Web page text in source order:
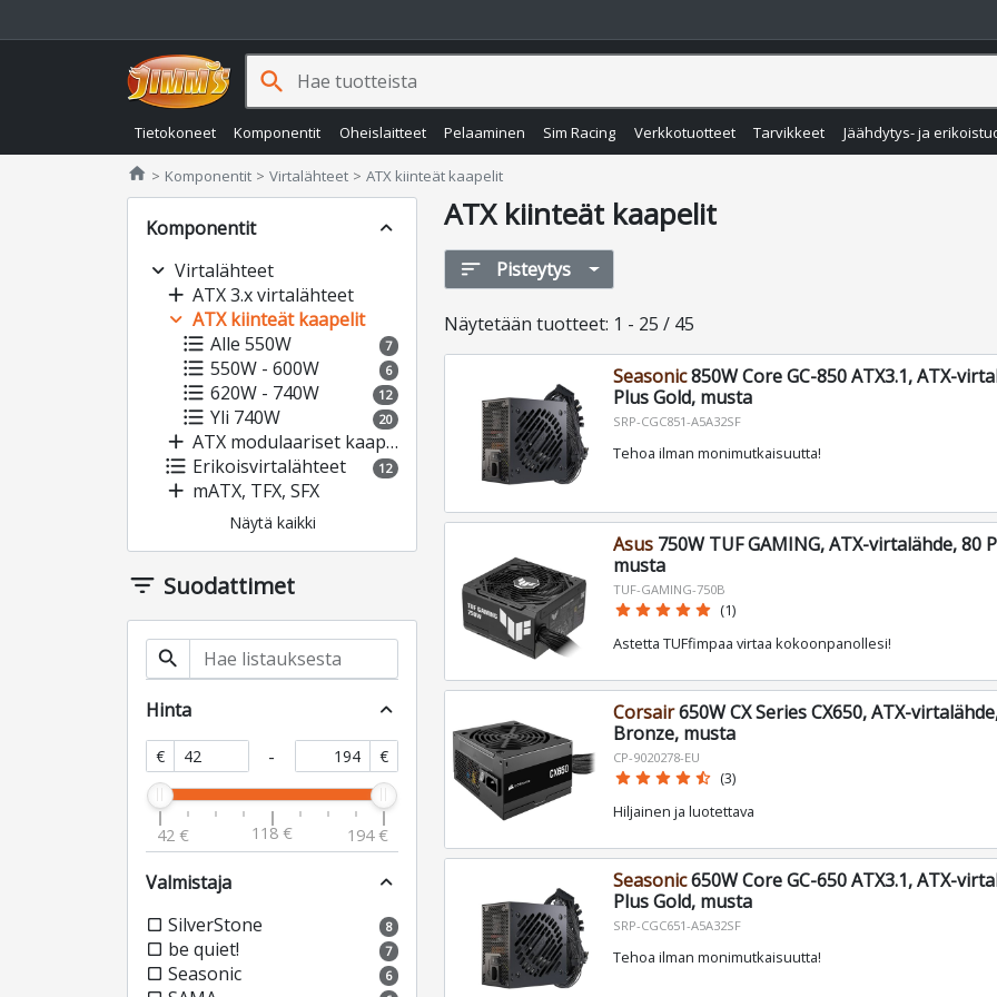
Tietokoneet Komponentit Oheislaitteet Pelaaminen Sim Racing Verkkotuotteet Tarvikkeet Jäähdytys- ja
search
home Jimms.fi
Komponentit Virtalähteet ATX kiinteät kaapelit
Komponentit
expand_less
expand_more Virtalähteet
add ATX 3.x virtalähteet
expand_more ATX kiinteät kaapelit
format_list_bulleted Alle 550W 7
format_list_bulleted 550W - 600W 6
format_list_bulleted 620W - 740W 12
format_list_bulleted Yli 740W 20
add ATX modulaariset kaapelit
format_list_bulleted Erikoisvirtalähteet 12
add mATX, TFX, SFX
Näytä kaikki
filter_list Suodattimet
search
Hinta expand_less
€ - €
42 € 118 € 194 €
Valmistaja expand_less
check_box_outline_blank SilverStone 8
check_box_outline_blank be quiet! 7
check_box_outline_blank Seasonic 6
ATX kiinteät kaapelit
sort Pisteytys
Näytetään tuotteet: 1 - 25 / 45
Seasonic850W Core GC-850 ATX3.1, ATX-
Plus Gold, musta
SRP-CGC851-A5A32SF
Tehoa ilman monimutkaisuutta!
Asus750W TUF GAMING, ATX-virtalähde, 80
musta
TUF-GAMING-750B
star star star star star (1)
Astetta TUFfimpaa virtaa kokoonpanollesi!
Corsair650W CX Series CX650, ATX-
Bronze, musta
CP-9020278-EU
star star star star star_half (3)
Hiljainen ja luotettava
Seasonic650W Core GC-650 ATX3.1, ATX-
Plus Gold, musta
SRP-CGC651-A5A32SF
Tehoa ilman monimutkaisuutta!